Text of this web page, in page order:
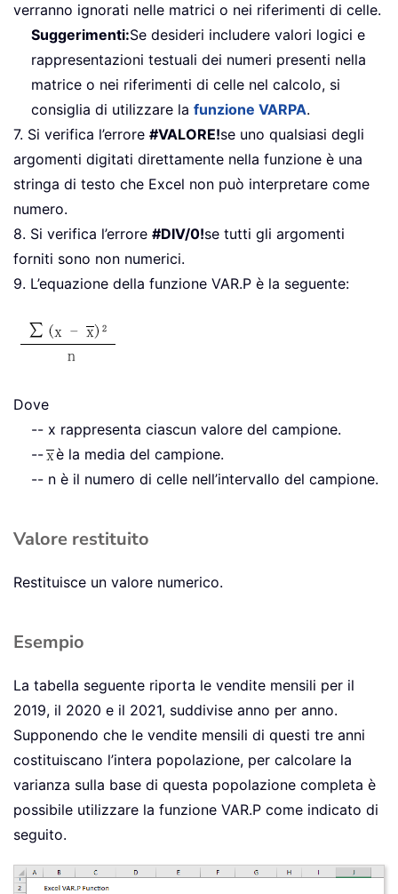
verranno ignorati nelle matrici o nei riferimenti di celle.
Suggerimenti:Se desideri includere valori logici e
rappresentazioni testuali dei numeri presenti nella
matrice o nei riferimenti di celle nel calcolo, si
consiglia di utilizzare la funzione VARPA.
7. Si verifica l’errore #VALORE!se uno qualsiasi degli
argomenti digitati direttamente nella funzione è una
stringa di testo che Excel non può interpretare come
numero.
8. Si verifica l’errore #DIV/0!se tutti gli argomenti
forniti sono non numerici.
9. L’equazione della funzione VAR.P è la seguente:
Dove
-- x rappresenta ciascun valore del campione.
--
è la media del campione.
-- n è il numero di celle nell’intervallo del campione.
Valore restituito
Restituisce un valore numerico.
Esempio
La tabella seguente riporta le vendite mensili per il
2019, il 2020 e il 2021, suddivise anno per anno.
Supponendo che le vendite mensili di questi tre anni
costituiscano l’intera popolazione, per calcolare la
varianza sulla base di questa popolazione completa è
possibile utilizzare la funzione VAR.P come indicato di
seguito.